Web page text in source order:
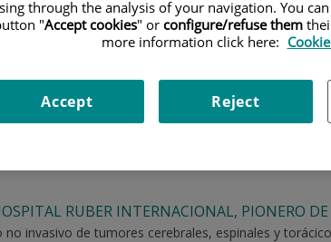
RUBER INTERNACIONAL, PIONERO
invasivo de tumores cerebrales, espinales y
through the analysis of your navigation. You
"Accept cookies" or configure/refuse them
more information click here:
Reject
Accept